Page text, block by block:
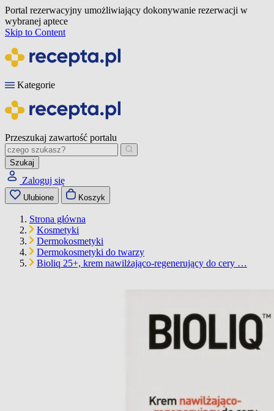
Portal rezerwacyjny umożliwiający dokonywanie rezerwacji w
wybranej aptece
Skip to Content
Kategorie
Przeszukaj zawartość portalu
Szukaj
Zaloguj się
Ulubione Koszyk
Strona główna
Kosmetyki
Dermokosmetyki
Dermokosmetyki do twarzy
Bioliq 25+, krem nawilżająco-regenerujący do cery …